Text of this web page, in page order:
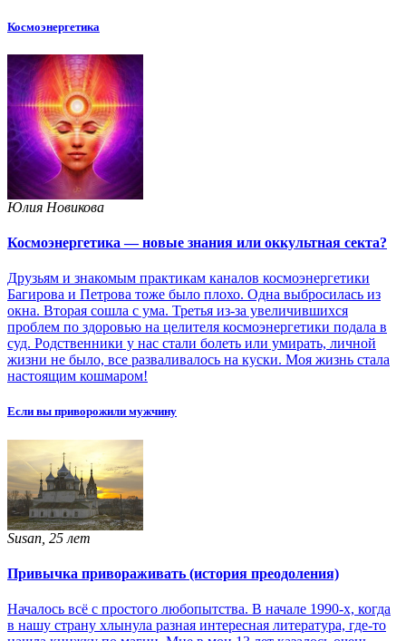
Космоэнергетика
Юлия Новикова
Космоэнергетика — новые знания или оккультная секта?
Друзьям и знакомым практикам каналов космоэнергетики
Багирова и Петрова тоже было плохо. Одна выбросилась из
окна. Вторая сошла с ума. Третья из-за увеличившихся
проблем по здоровью на целителя космоэнергетики подала в
суд. Родственники у нас стали болеть или умирать, личной
жизни не было, все разваливалось на куски. Моя жизнь стала
настоящим кошмаром!
Если вы приворожили мужчину
Susan, 25 лет
Привычка привораживать (история преодоления)
Началось всё с простого любопытства. В начале 1990-х, когда
в нашу страну хлынула разная интересная литература, где-то